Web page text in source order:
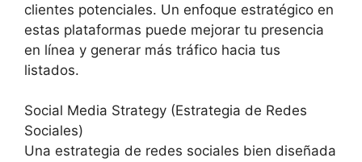
clientes potenciales. Un enfoque estratégico en
estas plataformas puede mejorar tu presencia
en línea y generar más tráfico hacia tus
listados.
Social Media Strategy (Estrategia de Redes
Sociales)
Una estrategia de redes sociales bien diseñada